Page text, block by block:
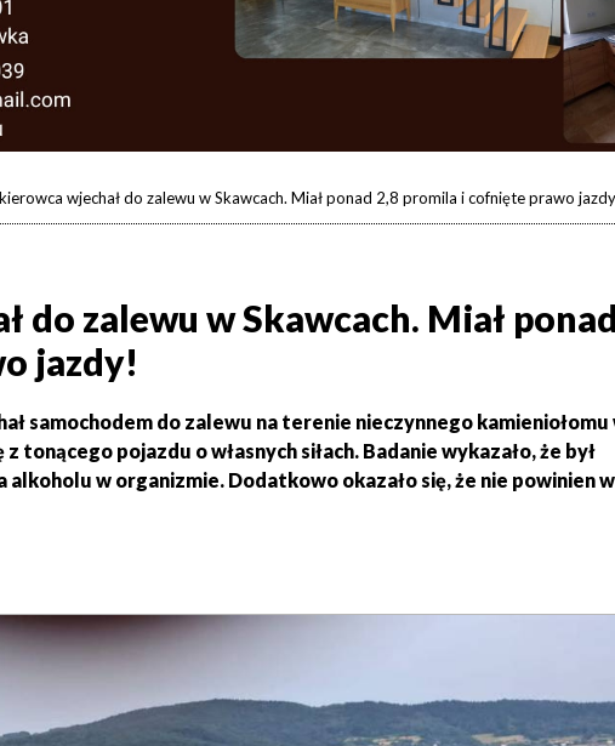
wjechał do zalewu w Skawcach. Miał ponad 2,8 promila i cofnięte prawo
do zalewu w Skawcach. Miał
jazdy!
samochodem do zalewu na terenie nieczynnego kamieniołomu
tonącego pojazdu o własnych siłach. Badanie wykazało, że był
alkoholu w organizmie. Dodatkowo okazało się, że nie powinien